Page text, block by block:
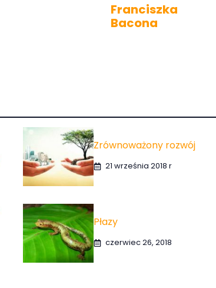
Franciszka
Bacona
Zrównoważony rozwój
21 września 2018 r
Płazy
czerwiec 26, 2018